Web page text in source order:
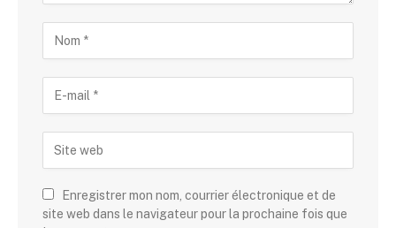
Enregistrer mon nom, courrier électronique et de
site web dans le navigateur pour la prochaine fois que